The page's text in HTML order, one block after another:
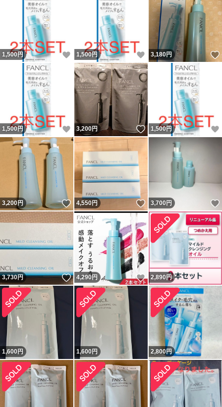
1,500円 いいね！
1,500円 いいね！
3,180円
1,500円 いいね！
3,200円 いいね！
1,500円
3,200円 いいね！
4,550円 いいね！
3,700 円
3,730円 いいね！
4,290円 いいね！
2,890 円
1,600円 1,600円 2,800円